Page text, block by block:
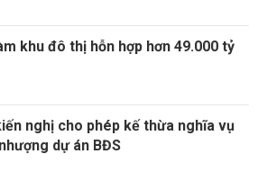
khu đô thị hỗn hợp hơn 49.000 tỷ
nghị cho phép kế thừa nghĩa vụ
dự án BĐS